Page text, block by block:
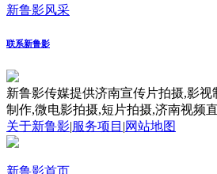
新鲁影风采
联系新鲁影
新鲁影传媒提供济南宣传片拍摄,影
制作,微电影拍摄,短片拍摄,济南视频
关于新鲁影|服务项目 |网站地图
新鲁影首页